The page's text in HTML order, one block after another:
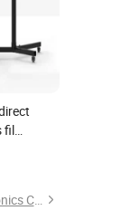
fil
Shenzhen Layson Optoelectronics Co., Ltd.